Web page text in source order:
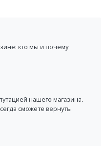
кто мы и почему
нашего магазина.
сможете вернуть